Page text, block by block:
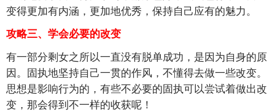
变得更加有内涵，更加地优秀，保持自己应有的魅力。
攻略三、学会必要的改变
有一部分剩女之所以一直没有脱单成功，是因为自身的原
因。固执地坚持自己一贯的作风，不懂得去做一些改变。
思想是影响行为的，有些不必要的固执可以尝试着做出改
变，那会得到不一样的收获呢！